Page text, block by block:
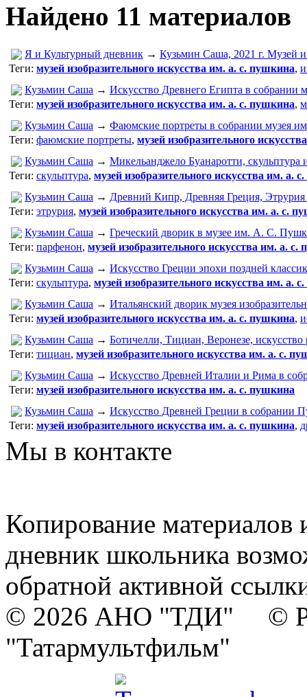
Найдено 11 материалов
Я и Культурный дневник → Кузьмин Саша, 2021 г. Музей
Теги: музей изобразительного искусства им. а. с. пушкина,
Кузьмин Саша → Искусство Древнего Египта в
Теги: музей изобразительного искусства им. а. с. пушкина,
Кузьмин Саша → Фаюмские портреты в собрании музея
Теги: фаюмские портреты, музей изобразительного
Кузьмин Саша → Микельанджело Буанаротти, скульптура
Теги: скульптура, музей изобразительного искусства им. а.
Кузьмин Саша → Древний Кипр, Древняя Греция,
Теги: этрурия, музей изобразительного искусства им. а. с.
Кузьмин Саша → Греческий дворик в музее им. А. С.
Теги: парфенон, музей изобразительного искусства им. а. с.
Кузьмин Саша → Искусство Греции эпохи поздней
Теги: скульптура, музей изобразительного искусства им. а.
Кузьмин Саша → Итальянский дворик музея
Теги: музей изобразительного искусства им. а. с. пушкина,
Кузьмин Саша → Ботичелли, Тициан, Веронезе,
Теги: тициан, музей изобразительного искусства им. а. с.
Кузьмин Саша → Искусство Древней Италии и Рима в
Теги: музей изобразительного искусства им. а. с. пушкина
Кузьмин Саша → Искусство Древней Греции в собрании
Теги: музей изобразительного искусства им. а. с. пушкина,
Мы в контакте
Копирование материалов
дневник школьника
обратной активной
© 2026 АНО "ТДИ" ©
"Татармультфильм"